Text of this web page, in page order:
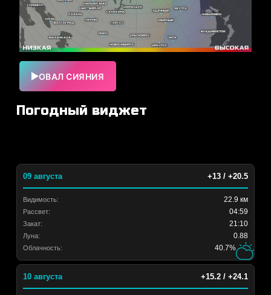
ОВАЛ СИЯНИЯ
Погодный виджет
09 августа +13 / +20.5
Видимость: 22.9 км
Рассвет: 04:59
Закат: 21:10
Луна: 0.88
Облачность: 40.7%
10 августа +15.2 / +24.1